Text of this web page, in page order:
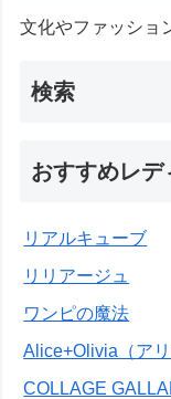
文化やファッショ
検索
おすすめレ
リアルキューブ
リリアージュ
ワンピの魔法
Alice+Olivia（ア
COLLAGE